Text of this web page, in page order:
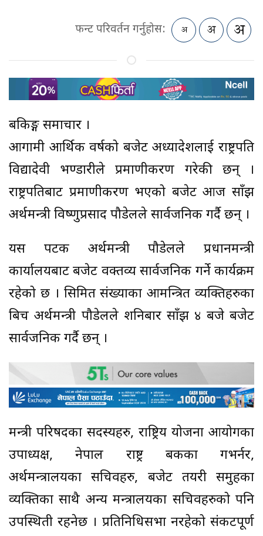
फन्ट परिवर्तन गर्नुहोस:
बैंकिङ्ग समाचार ।
आगामी आर्थिक वर्षको बजेट अध्यादेशलाई राष्ट्रपति
विद्यादेवी भण्डारीले प्रमाणीकरण गरेकी छन् ।
राष्ट्रपतिबाट प्रमाणीकरण भएको बजेट आज साँझ
अर्थमन्त्री विष्णुप्रसाद पौडेलले सार्वजनिक गर्दै छन् ।
यस पटक अर्थमन्त्री पौडेलले प्रधानमन्त्री
कार्यालयबाट बजेट वक्तव्य सार्वजनिक गर्ने कार्यक्रम
रहेको छ । सिमित संख्याका आमन्त्रित व्यक्तिहरुका
बिच अर्थमन्त्री पौडेलले शनिबार साँझ ४ बजे बजेट
सार्वजनिक गर्दै छन् ।
मन्त्री परिषदका सदस्यहरु, राष्ट्रिय योजना आयोगका
उपाध्यक्ष, नेपाल राष्ट्र बैंकका गभर्नर,
अर्थमन्त्रालयका सचिवहरु, बजेट तयरी समुहका
व्यक्तिका साथै अन्य मन्त्रालयका सचिवहरुको पनि
उपस्थिती रहनेछ । प्रतिनिधिसभा नरहेको संकटपूर्ण